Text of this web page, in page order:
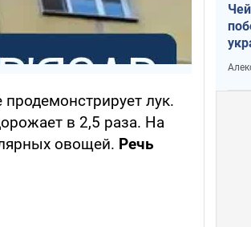
лук.
в 2,5 раза. На
овощей. Речь